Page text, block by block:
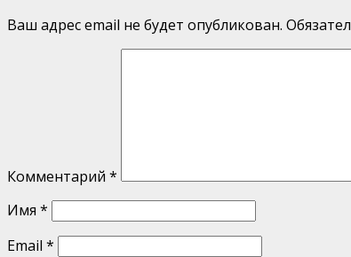
Ваш адрес email не будет опубликован.
Комментарий *
Имя *
Email *